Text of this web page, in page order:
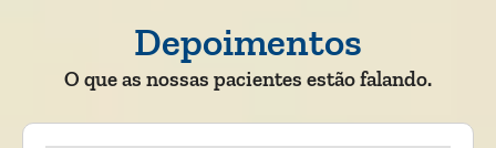
Depoimentos
O que as nossas pacientes estão falando.